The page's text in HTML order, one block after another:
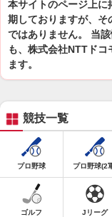
本サイトのページ上に
期しておりますが、そ
ではありません。 当
も、株式会社NTTド
ます。
競技一覧
プロ野球 プロ野球(2
ゴルフ Jリーグ